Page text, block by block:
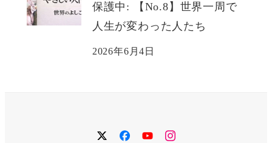
保護中: 【No.8】世界一周で
人生が変わった人たち
2026年6月4日
twitterfacebook
YouTubeinstagram